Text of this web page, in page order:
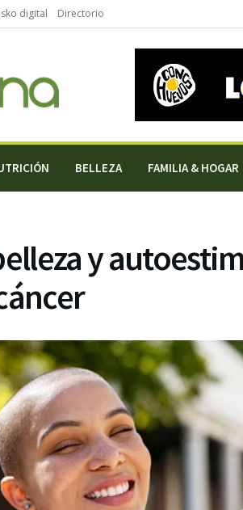
digital Directorio
BELLEZA FAMILIA & HOGAR
y